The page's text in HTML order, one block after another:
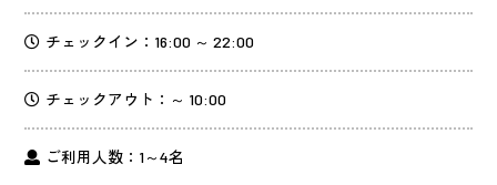
チェックイン：16:00 ～ 22:00
チェックアウト：～ 10:00
ご利用人数：1～4名